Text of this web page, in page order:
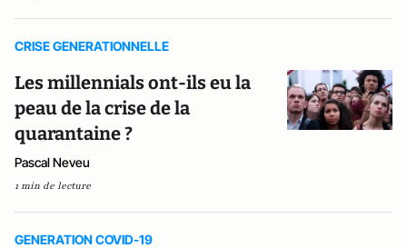
CRISE GENERATIONNELLE
Les millennials ont-ils eu la
peau de la crise de la
quarantaine ?
Pascal Neveu
1 min de lecture
GENERATION COVID-19